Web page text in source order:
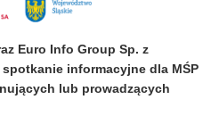
Euro Info Group Sp. z
informacyjne dla MŚP
lub prowadzących